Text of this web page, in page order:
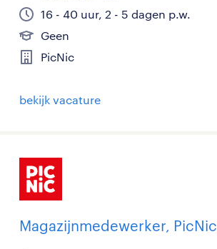
16 - 40 uur, 2 - 5 dagen p.w.
Geen
PicNic
bekijk vacature
Magazijnmedewerker, PicNic